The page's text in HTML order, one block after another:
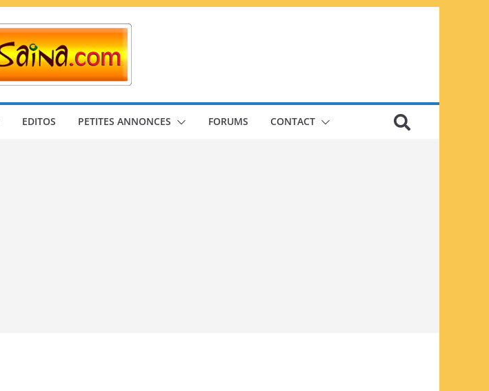
EDITOS PETITES ANNONCES FORUMS CONTACT